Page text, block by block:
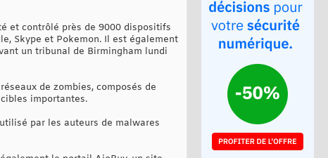
et contrôlé près de 9000 dispositifs
Skype et Pokemon. Il est également
un tribunal de Birmingham lundi
de zombies, composés de
importantes.
par les auteurs de malwares